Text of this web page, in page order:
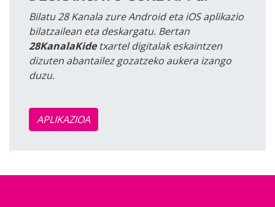
Bilatu 28 Kanala zure Android eta iOS aplikazio
bilatzailean eta deskargatu. Bertan
28KanalaKidetxartel digitalak eskaintzen
dizuten abantailez gozatzeko aukera izango
duzu.
APLIKAZIOA